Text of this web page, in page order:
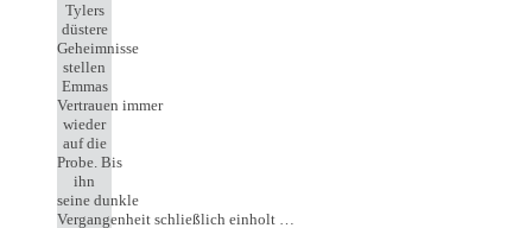
Tylers
düstere
Geheimnisse
stellen
Emmas
Vertrauen immer
wieder
auf die
Probe. Bis
ihn
seine dunkle
Vergangenheit schließlich einholt …